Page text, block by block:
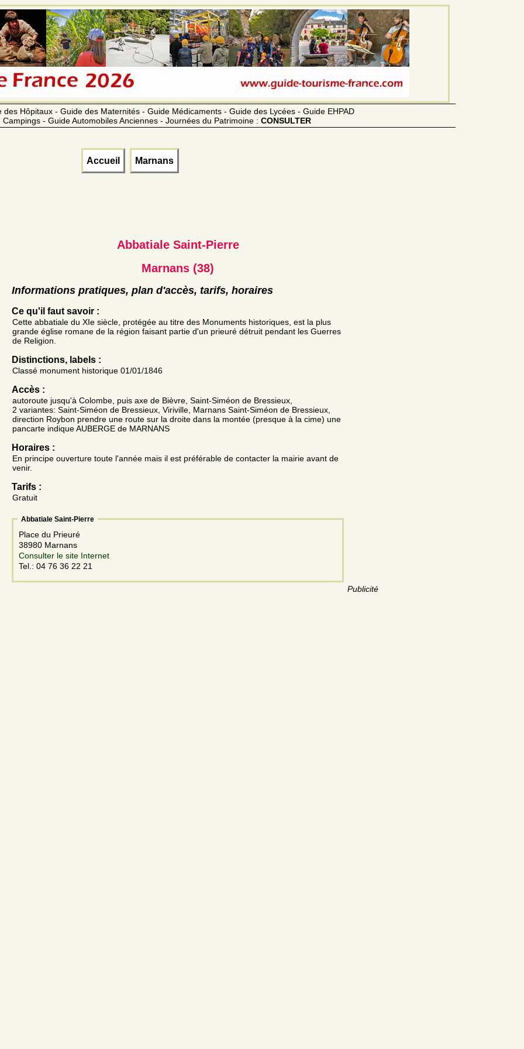
Hôpitaux - Guide des Maternités - Guide Médicaments - Guide des Lycées - Guide EHPAD
- Guide Automobiles Anciennes - Journées du Patrimoine : CONSULTER
Accueil Marnans
Publicité
Abbatiale Saint-Pierre
Marnans (38)
Informations pratiques, plan d'accès, tarifs, horaires
Ce qu'il faut savoir :
Cette abbatiale du XIe siècle, protégée au titre des Monuments historiques, est la plus
grande église romane de la région faisant partie d'un prieuré détruit pendant les Guerres
de Religion.
Distinctions, labels :
Classé monument historique 01/01/1846
Accès :
autoroute jusqu'à Colombe, puis axe de Bièvre, Saint-Siméon de Bressieux,
2 variantes: Saint-Siméon de Bressieux, Viriville, Marnans Saint-Siméon de Bressieux,
direction Roybon prendre une route sur la droite dans la montée (presque à la cime) une
pancarte indique AUBERGE de MARNANS
Horaires :
En principe ouverture toute l'année mais il est préférable de contacter la mairie avant de
venir.
Tarifs :
Gratuit
Abbatiale Saint-Pierre
Place du Prieuré
38980 Marnans
Consulter le site Internet
Tel.: 04 76 36 22 21